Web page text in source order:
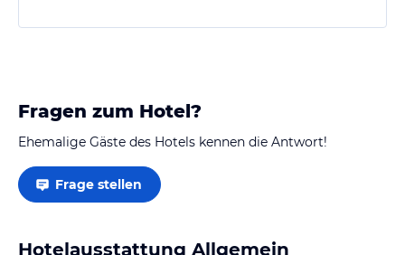
Fragen zum Hotel?
Ehemalige Gäste des Hotels kennen die Antwort!
Frage stellen
Hotelausstattung Allgemein